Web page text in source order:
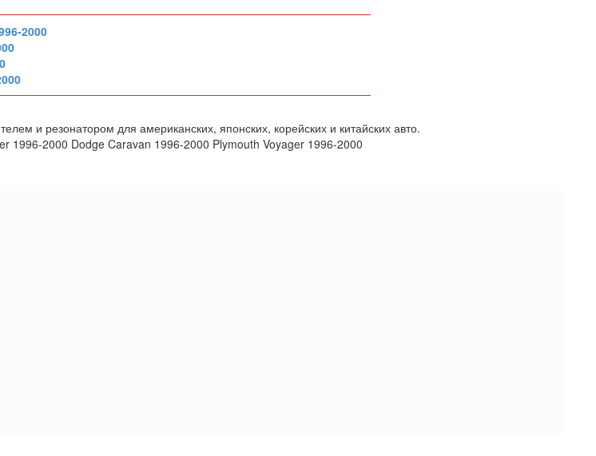
2000
и резонатором для американских, японских, корейских и китайских авто.
1996-2000 Dodge Caravan 1996-2000 Plymouth Voyager 1996-2000